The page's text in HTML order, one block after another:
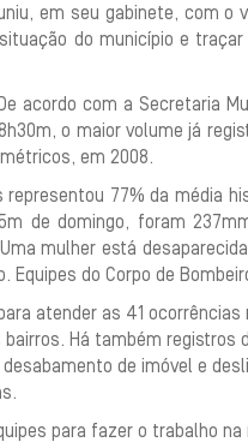
em seu gabinete, com o
do município e
acordo com a Secretaria
o maior volume já
em 2008.
77% da média
de domingo, foram
mulher está
Equipes do Corpo de
atender as 41
Há também
de imóvel e
para fazer o trabalho